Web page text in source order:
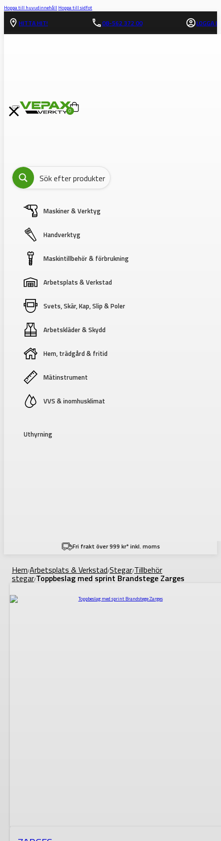
Hoppa till huvudinnehåll Hoppa till sidfot
HITTA HIT! 08-562 372 00 LOGGA IN
0
Maskiner & Verktyg
Handverktyg
Maskintillbehör & förbrukning
Arbetsplats & Verkstad
Svets, Skär, Kap, Slip & Poler
Arbetskläder & Skydd
Hem, trädgård & fritid
Mätinstrument
VVS & inomhusklimat
Uthyrning
Fri frakt över 999 kr* inkl. moms
Hem/Arbetsplats & Verkstad/Stegar/Tillbehör
stegar/Toppbeslag med sprint Brandstege Zarges